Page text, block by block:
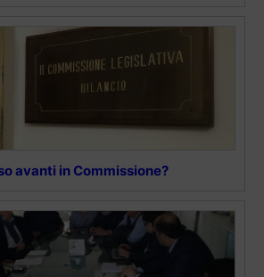
avanti in Commissione?